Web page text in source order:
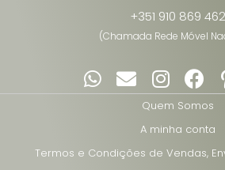
+351 910 869 462
(Chamada Rede Móvel
Quem Somos
A minha conta
Termos e Condições de Vendas,